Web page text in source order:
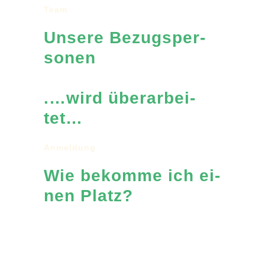
Team
Un­se­re Be­zugs­per­
so­nen
.…wird über­ar­bei­
tet…
An­mel­dung
Wie be­kom­me ich ei­
nen Platz?